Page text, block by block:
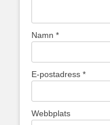
Namn *
E-postadress *
Webbplats